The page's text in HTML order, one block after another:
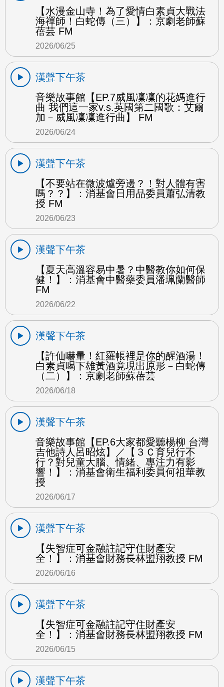
【水漫金山寺！為了愛情白素貞大戰法
海禪師！白蛇傳（三）】：京劇老師蘇
蓓芸 FM
2026/06/25
漢聲下午茶
音樂故事館【EP.7威風凜凜的花媽進行
曲 我們這一家v.s.英國第二國歌：艾爾
加－威風凜凜進行曲】 FM
2026/06/24
漢聲下午茶
【不要站在微波爐旁邊？！對人體有害
嗎？？】：消基會日用品委員蕭弘清教
授 FM
2026/06/23
漢聲下午茶
【夏天高溫容易中暑？中醫教你如何保
健！】：消基會中醫藥委員潘珮蘭醫師
FM
2026/06/22
漢聲下午茶
【許仙嚇暈！紅羅帳裡是你的醒酒湯！
白素貞喝下雄黃酒竟現出原形－白蛇傳
（二）】：京劇老師蘇蓓芸
2026/06/18
漢聲下午茶
音樂故事館【EP.6大家都愛聽楊柳 台灣
吉他詩人呂昭炫】／【３Ｃ育兒行不
行？對兒童大腦、情緒、專注力有影
響！】：消基會衛生福利委員何祖華教
授
2026/06/17
漢聲下午茶
【失智症可金融註記守住財產安
全！】：消基會財務長林盟翔教授 FM
2026/06/16
漢聲下午茶
【失智症可金融註記守住財產安
全！】：消基會財務長林盟翔教授 FM
2026/06/15
漢聲下午茶